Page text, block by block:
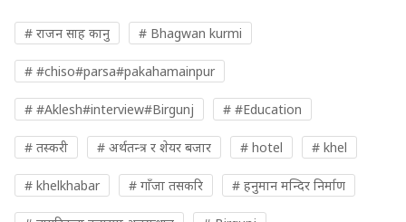
# राजन साह कानु # Bhagwan kurmi
# #chiso#parsa#pakahamainpur
# #Aklesh#interview#Birgunj # #Education
# तस्करी # अर्थतन्त्र र शेयर बजार # hotel # khel
# khelkhabar # गाँजा तसकरि # हनुमान मन्दिर निर्माण